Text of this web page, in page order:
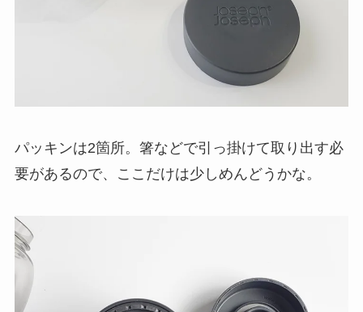
パッキンは2箇所。箸などで引っ掛けて取り出す必
要があるので、ここだけは少しめんどうかな。